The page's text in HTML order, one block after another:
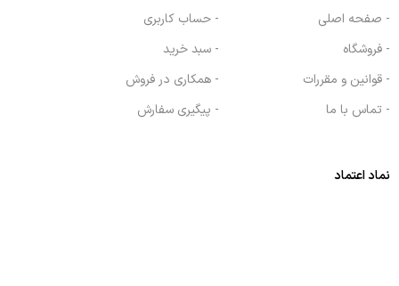
- صفحه اصلی
- فروشگاه
- قوانین و مقررات
- تماس با ما
- حساب کاربری
- سبد خرید
- همکاری در فروش
- پیگیری سفارش
نماد اعتماد